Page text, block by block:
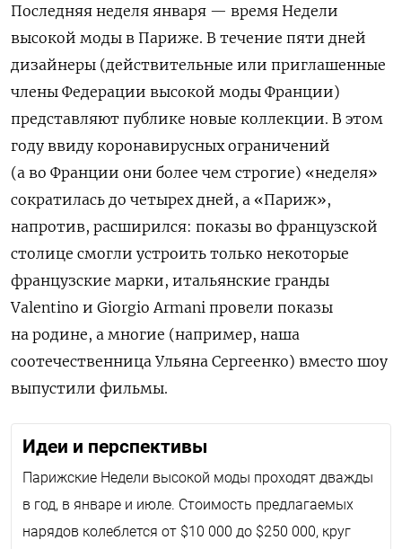
Последняя неделя января — время Недели
высокой моды в Париже. В течение пяти дней
дизайнеры (действительные или приглашенные
члены Федерации высокой моды Франции)
представляют публике новые коллекции. В этом
году ввиду коронавирусных ограничений
(а во Франции они более чем строгие) «неделя»
сократилась до четырех дней, а «Париж»,
напротив, расширился: показы во французской
столице смогли устроить только некоторые
французские марки, итальянские гранды
Valentino и Giorgio Armani провели показы
на родине, а многие (например, наша
соотечественница Ульяна Сергеенко) вместо шоу
выпустили фильмы.
Идеи и перспективы
Парижские Недели высокой моды проходят дважды
в год, в январе и июле. Стоимость предлагаемых
нарядов колеблется от $10 000 до $250 000, круг